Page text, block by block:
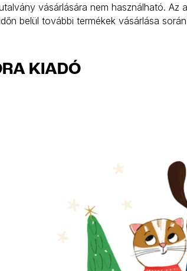
vásárlására nem használható. Az
belül további termékek vásárlása
KIADÓ